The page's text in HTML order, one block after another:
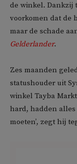
de winkel. Dankzij
voorkomen dat de
maar de schade
Gelderlander.
Zes maanden
statushouder uit
winkel Tayba
hard, hadden alles
moeten’, zegt hij